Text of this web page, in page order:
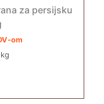
za persijsku
om